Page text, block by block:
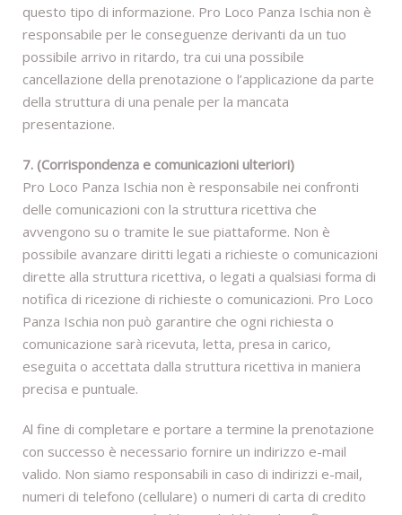
questo tipo di informazione. Pro Loco Panza Ischia non è
responsabile per le conseguenze derivanti da un tuo
possibile arrivo in ritardo, tra cui una possibile
cancellazione della prenotazione o l’applicazione da parte
della struttura di una penale per la mancata
presentazione.
7. (Corrispondenza e comunicazioni ulteriori)
Pro Loco Panza Ischia non è responsabile nei confronti
delle comunicazioni con la struttura ricettiva che
avvengono su o tramite le sue piattaforme. Non è
possibile avanzare diritti legati a richieste o comunicazioni
dirette alla struttura ricettiva, o legati a qualsiasi forma di
notifica di ricezione di richieste o comunicazioni. Pro Loco
Panza Ischia non può garantire che ogni richiesta o
comunicazione sarà ricevuta, letta, presa in carico,
eseguita o accettata dalla struttura ricettiva in maniera
precisa e puntuale.
Al fine di completare e portare a termine la prenotazione
con successo è necessario fornire un indirizzo e-mail
valido. Non siamo responsabili in caso di indirizzi e-mail,
numeri di telefono (cellulare) o numeri di carta di credito